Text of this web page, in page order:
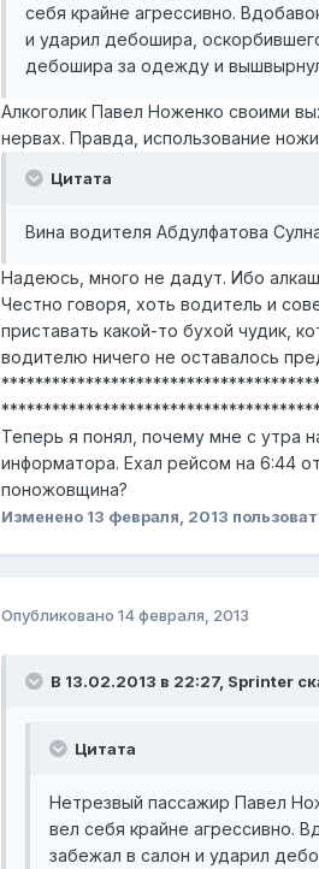
себя крайне агрессивно.
и ударил дебошира,
дебошира за одежду и
Алкоголик Павел Ноженко своими
нервах. Правда, использование
Цитата
Вина водителя Абдулфатова
Надеюсь, много не дадут. Ибо
Честно говоря, хоть водитель и
приставать какой-то бухой чудик,
водителю ничего не оставалось
Теперь я понял, почему мне с утра
информатора. Ехал рейсом на 6:44
поножовщина?
Изменено 13 февраля, 2013
Опубликовано 14 февраля, 2013
В 13.02.2013 в 22:27, Sprinter
Цитата
Нетрезвый пассажир Павел
вел себя крайне агрессивно.
забежал в салон и ударил